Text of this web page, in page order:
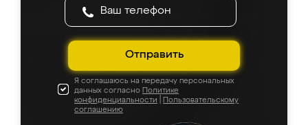
Отправить
Я соглашаюсь на передачу персональных
данных согласно Политике
конфиденциальности
Пользовательскому
соглашению